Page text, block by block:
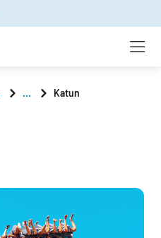
... Katun